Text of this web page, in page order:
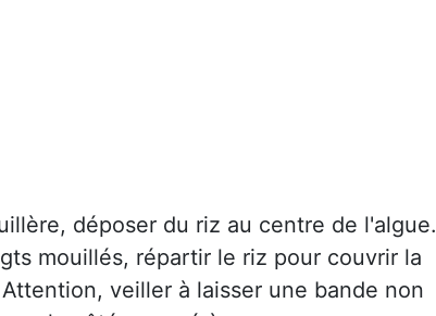
déposer du riz au centre de l'algue.
mouillés, répartir le riz pour couvrir la
veiller à laisser une bande non